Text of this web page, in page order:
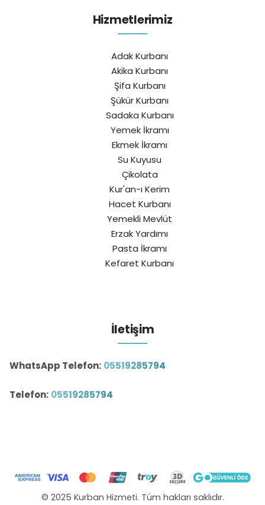
Hizmetlerimiz
Adak Kurbanı
Akika Kurbanı
Şifa Kurbanı
Şükür Kurbanı
Sadaka Kurbanı
Yemek İkramı
Ekmek İkramı
Su Kuyusu
Çikolata
Kur'an-ı Kerim
Hacet Kurbanı
Yemekli Mevlüt
Erzak Yardımı
Pasta İkramı
Kefaret Kurbanı
İletişim
WhatsApp Telefon: 05519285794
Telefon: 05519285794
© 2025 Kurban Hizmeti. Tüm hakları saklıdır.